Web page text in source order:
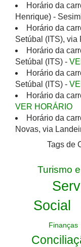
Horário da
Henrique) -
Horário da
Setúbal (ITS), via
Horário da
Setúbal (ITS) -
Horário da
Setúbal (ITS) -
Horário da
VER HORÁRIO
Horário da
Novas, via
Tags de
Turismo
Social
Finanças